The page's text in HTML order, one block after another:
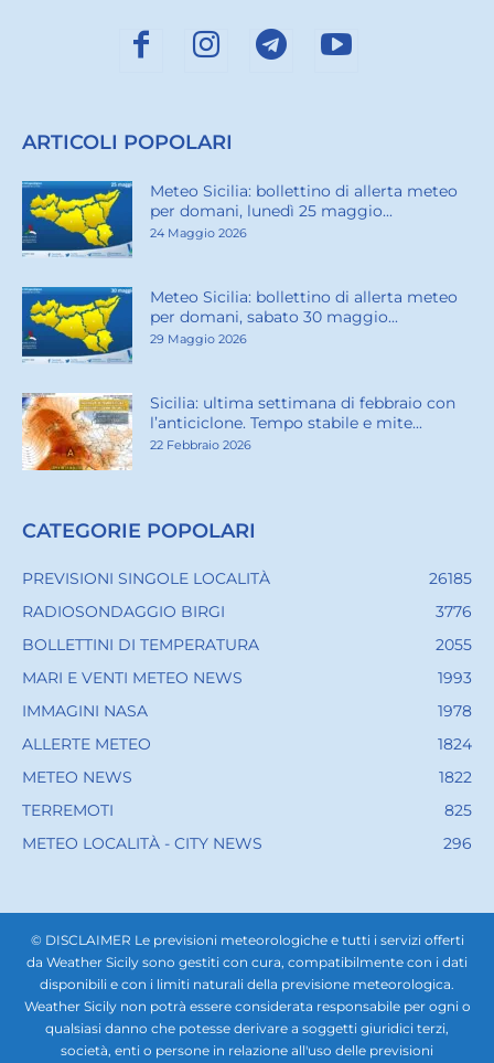
ARTICOLI POPOLARI
Meteo Sicilia: bollettino di allerta meteo
per domani, lunedì 25 maggio...
24 Maggio 2026
Meteo Sicilia: bollettino di allerta meteo
per domani, sabato 30 maggio...
29 Maggio 2026
Sicilia: ultima settimana di febbraio con
l’anticiclone. Tempo stabile e mite...
22 Febbraio 2026
CATEGORIE POPOLARI
PREVISIONI SINGOLE LOCALITÀ
26185
RADIOSONDAGGIO BIRGI
3776
BOLLETTINI DI TEMPERATURA
2055
MARI E VENTI METEO NEWS
1993
IMMAGINI NASA
1978
ALLERTE METEO
1824
METEO NEWS
1822
TERREMOTI
825
METEO LOCALITÀ - CITY NEWS
296
© DISCLAIMER Le previsioni meteorologiche e tutti i servizi offerti
da Weather Sicily sono gestiti con cura, compatibilmente con i dati
disponibili e con i limiti naturali della previsione meteorologica.
Weather Sicily non potrà essere considerata responsabile per ogni o
qualsiasi danno che potesse derivare a soggetti giuridici terzi,
società, enti o persone in relazione all'uso delle previsioni